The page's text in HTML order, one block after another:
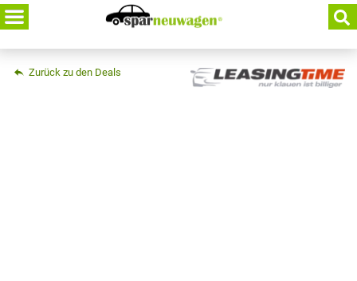
Skip
to
content
Zurück zu den Deals